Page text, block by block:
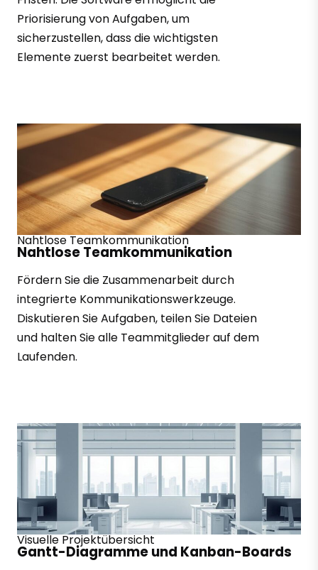
Priorisierung von Aufgaben, um
sicherzustellen, dass die wichtigsten
Elemente zuerst bearbeitet werden.
Nahtlose Teamkommunikation
Nahtlose Teamkommunikation
Fördern Sie die Zusammenarbeit durch
integrierte Kommunikationswerkzeuge.
Diskutieren Sie Aufgaben, teilen Sie Dateien
und halten Sie alle Teammitglieder auf dem
Laufenden.
Visuelle Projektübersicht
Gantt-Diagramme und Kanban-Boards